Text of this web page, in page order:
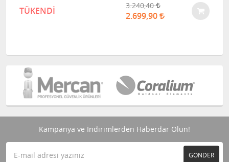
TÜKENDİ 3.240,40
2.699,90
Kampanya ve İndirimlerden Haberdar Olun!
GÖNDER